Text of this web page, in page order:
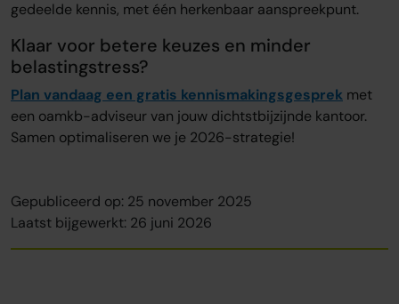
gedeelde kennis, met één herkenbaar aanspreekpunt.
Klaar voor betere keuzes en minder
belastingstress?
Plan vandaag een gratis kennismakingsgesprek met
een oamkb-adviseur van jouw dichtstbijzijnde kantoor.
Samen optimaliseren we je 2026-strategie!
Gepubliceerd op: 25 november 2025
Laatst bijgewerkt: 26 juni 2026